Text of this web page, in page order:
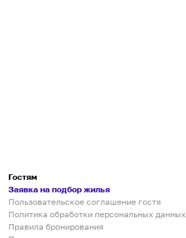
Гостям
Заявка на подбор жилья
Пользовательское соглашение гостя
Политика обработки персональных данных
Правила бронирования